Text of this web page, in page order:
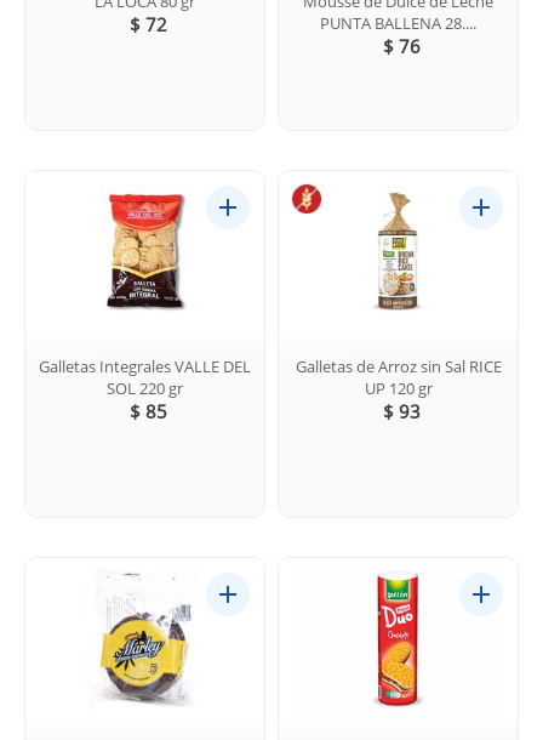
$ 72
PUNTA BALLENA 28....
$ 76
Galletas Integrales VALLE DEL
SOL 220 gr
$ 85
Galletas de Arroz sin Sal RICE
UP 120 gr
$ 93